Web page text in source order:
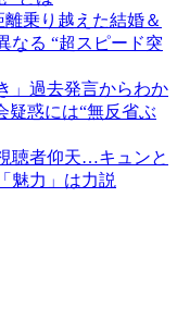
離乗り越えた結婚＆
なる “超スピード突
」過去発言からわか
疑惑には“無反省ぶ
聴者仰天…キュンと
魅力」は力説